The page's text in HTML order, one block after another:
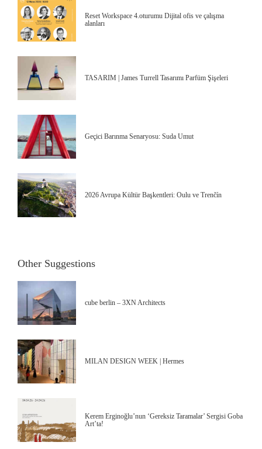
Reset Workspace 4.oturumu Dijital ofis ve çalışma
alanları
TASARIM | James Turrell Tasarımı Parfüm Şişeleri
Geçici Barınma Senaryosu: Suda Umut
2026 Avrupa Kültür Başkentleri: Oulu ve Trenčín
Other Suggestions
cube berlin – 3XN Architects
MILAN DESIGN WEEK | Hermes
Kerem Erginoğlu’nun ‘Gereksiz Taramalar’ Sergisi Goba
Art’ta!